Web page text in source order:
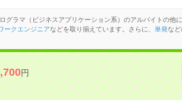
グラマ（ビジネスアプリケーション系）のアルバイトの他に
ークエンジニアなどを取り揃えています。さらに、 単発など
円